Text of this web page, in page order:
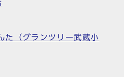
た（グランツリー武蔵小